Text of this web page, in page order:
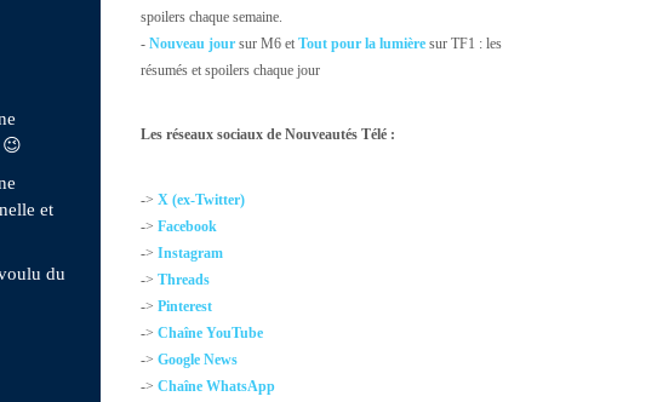
😉
et
du
spoilers chaque semaine.
-Nouveau jour sur M6 etTout pour la lumière sur TF1 : les
résumés et spoilers chaque jour
Les réseaux sociaux de Nouveautés Télé :
->X (ex-Twitter)
->Facebook
->Instagram
->Threads
->Pinterest
->Chaîne YouTube
->Google News
->Chaîne WhatsApp